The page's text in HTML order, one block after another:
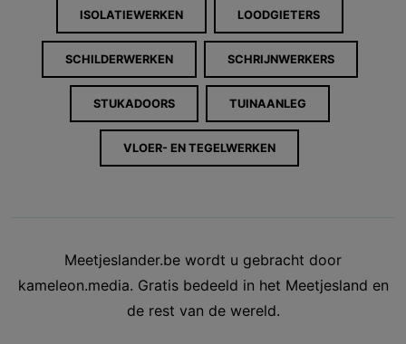
ISOLATIEWERKEN LOODGIETERS
SCHILDERWERKEN SCHRIJNWERKERS
STUKADOORS TUINAANLEG
VLOER- EN TEGELWERKEN
Meetjeslander.be wordt u gebracht door
kameleon.media. Gratis bedeeld in het Meetjesland en
de rest van de wereld.